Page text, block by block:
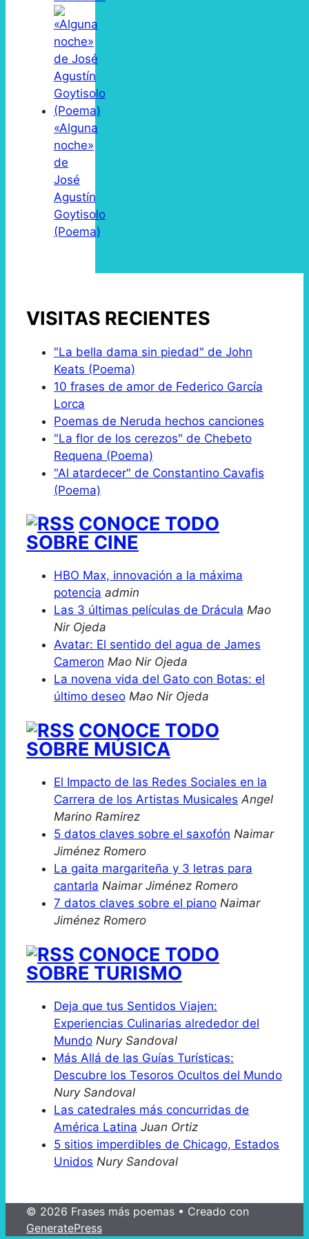
«Alguna
noche»
de
José
Agustín
Goytisolo
(Poema)
VISITAS RECIENTES
"La bella dama sin piedad" de John
Keats (Poema)
10 frases de amor de Federico García
Lorca
Poemas de Neruda hechos canciones
"La flor de los cerezos" de Chebeto
Requena (Poema)
"Al atardecer" de Constantino Cavafis
(Poema)
CONOCE TODO
SOBRE CINE
HBO Max, innovación a la máxima
potencia admin
Las 3 últimas películas de Drácula Mao
Nir Ojeda
Avatar: El sentido del agua de James
Cameron Mao Nir Ojeda
La novena vida del Gato con Botas: el
último deseo Mao Nir Ojeda
CONOCE TODO
SOBRE MÚSICA
El Impacto de las Redes Sociales en la
Carrera de los Artistas Musicales Angel
Marino Ramirez
5 datos claves sobre el saxofón Naimar
Jiménez Romero
La gaita margariteña y 3 letras para
cantarla Naimar Jiménez Romero
7 datos claves sobre el piano Naimar
Jiménez Romero
CONOCE TODO
SOBRE TURISMO
Deja que tus Sentidos Viajen:
Experiencias Culinarias alrededor del
Mundo Nury Sandoval
Más Allá de las Guías Turísticas:
Descubre los Tesoros Ocultos del Mundo
Nury Sandoval
Las catedrales más concurridas de
América Latina Juan Ortiz
5 sitios imperdibles de Chicago, Estados
Unidos Nury Sandoval
© 2026 Frases más poemas • Creado con
GeneratePress